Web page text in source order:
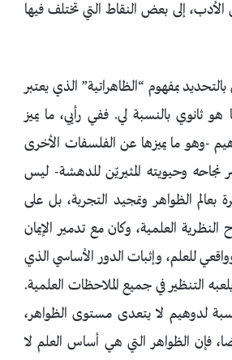
إلى بعض النقاط التي تختلف فيها
بمفهوم “الظاهراتية” الذي يعتبر
هو ثانوي بالنسبة لي. ففي رأيي، ما يميز
-وهو ما يميزها عن الفلسفات الأخرى
نجاحه وحيويته المثيريّن للدهشة- ليس
بعالم الظواهر وتمجيد التجربة، بل على
العلمية، وكان مع تدمير الإيمان
للعلم، وإثبات الدور الأساسي الذي
التنظير في جميع الملاحظات العلمية.
لدوهيم لا يتعدى مستوى الظواهر،
فإن الظواهر التي هي أساس العلم لا